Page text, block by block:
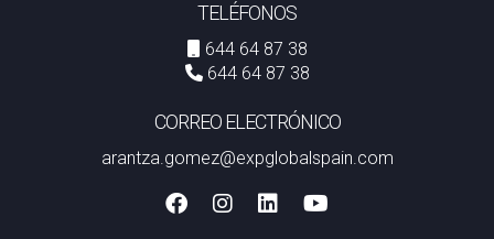
TELÉFONOS
644 64 87 38
644 64 87 38
CORREO ELECTRÓNICO
arantza.gomez@expglobalspain.com